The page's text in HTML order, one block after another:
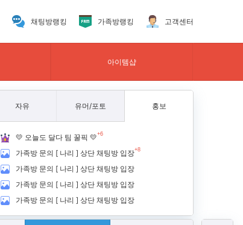
채팅방랭킹 가족방랭킹 고객센터
아이템샵
자유 유머/포토 홍보
💛 오늘도 달다 팀 꿀픽 💛+6
가족방 문의 [ 나리 ] 상단 채팅방 입장+8
가족방 문의 [ 나리 ] 상단 채팅방 입장
가족방 문의 [ 나리 ] 상단 채팅방 입장
가족방 문의 [ 나리 ] 상단 채팅방 입장